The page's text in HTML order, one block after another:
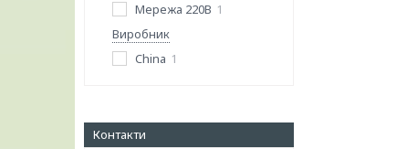
Мережа 220В 1
Виробник
China 1
Контакти